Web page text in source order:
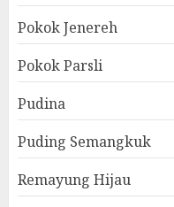
Pokok Jenereh
Pokok Parsli
Pudina
Puding Semangkuk
Remayung Hijau